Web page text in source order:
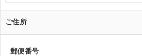
ご住所
郵便番号